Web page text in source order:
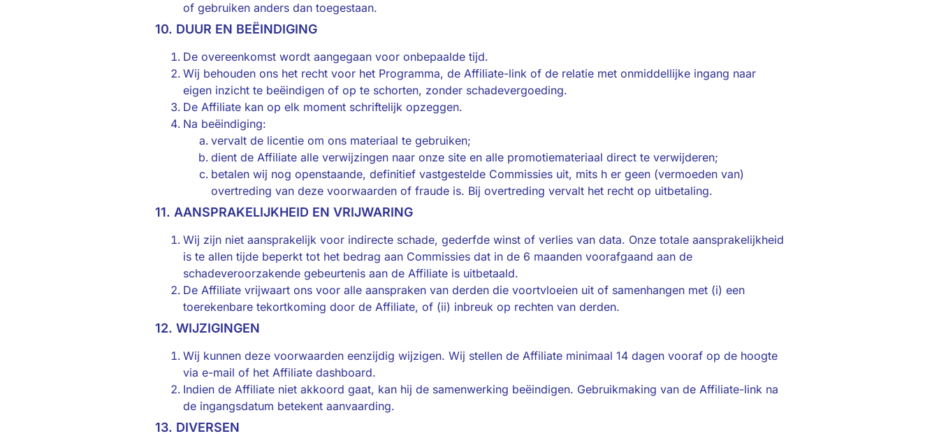
of gebruiken anders dan toegestaan.
10. DUUR EN BEËINDIGING
De overeenkomst wordt aangegaan voor onbepaalde tijd.
Wij behouden ons het recht voor het Programma, de Affiliate-link of de relatie met onmiddellijke ingang naar
eigen inzicht te beëindigen of op te schorten, zonder schadevergoeding.
De Affiliate kan op elk moment schriftelijk opzeggen.
Na beëindiging:
vervalt de licentie om ons materiaal te gebruiken;
dient de Affiliate alle verwijzingen naar onze site en alle promotiemateriaal direct te verwijderen;
betalen wij nog openstaande, definitief vastgestelde Commissies uit, mits h er geen (vermoeden van)
overtreding van deze voorwaarden of fraude is. Bij overtreding vervalt het recht op uitbetaling.
11. AANSPRAKELIJKHEID EN VRIJWARING
Wij zijn niet aansprakelijk voor indirecte schade, gederfde winst of verlies van data. Onze totale aansprakelijkheid
is te allen tijde beperkt tot het bedrag aan Commissies dat in de 6 maanden voorafgaand aan de
schadeveroorzakende gebeurtenis aan de Affiliate is uitbetaald.
De Affiliate vrijwaart ons voor alle aanspraken van derden die voortvloeien uit of samenhangen met (i) een
toerekenbare tekortkoming door de Affiliate, of (ii) inbreuk op rechten van derden.
12. WIJZIGINGEN
Wij kunnen deze voorwaarden eenzijdig wijzigen. Wij stellen de Affiliate minimaal 14 dagen vooraf op de hoogte
via e-mail of het Affiliate dashboard.
Indien de Affiliate niet akkoord gaat, kan hij de samenwerking beëindigen. Gebruikmaking van de Affiliate-link na
de ingangsdatum betekent aanvaarding.
13. DIVERSEN